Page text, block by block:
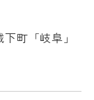
町「岐阜」